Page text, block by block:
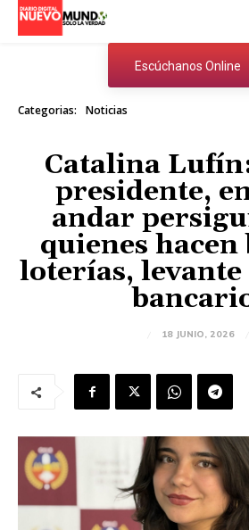
Escúchanos Online
Categorias: Noticias
Catalina
presidente,
andar
quienes hacen
loterías, levante
18 JUNIO, 2026